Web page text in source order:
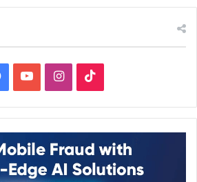
Facebook
YouTubeInstagram